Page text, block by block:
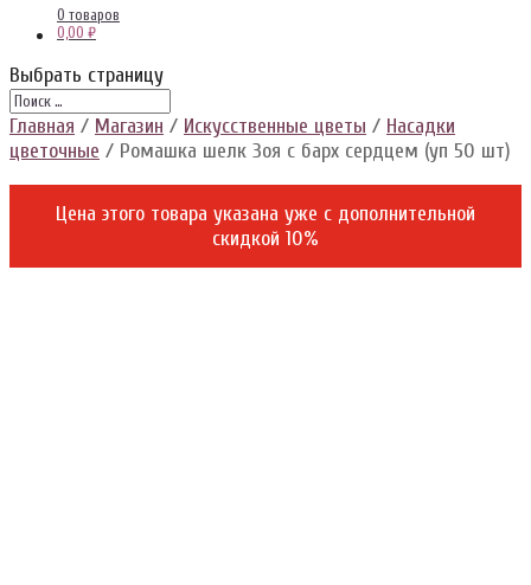
0 товаров
0,00 ₽
Выбрать страницу
Главная / Магазин / Искусственные цветы / Насадки
цветочные / Ромашка шелк Зоя с барх сердцем (уп 50 шт)
Цена этого товара указана уже c дополнительной
скидкой 10%